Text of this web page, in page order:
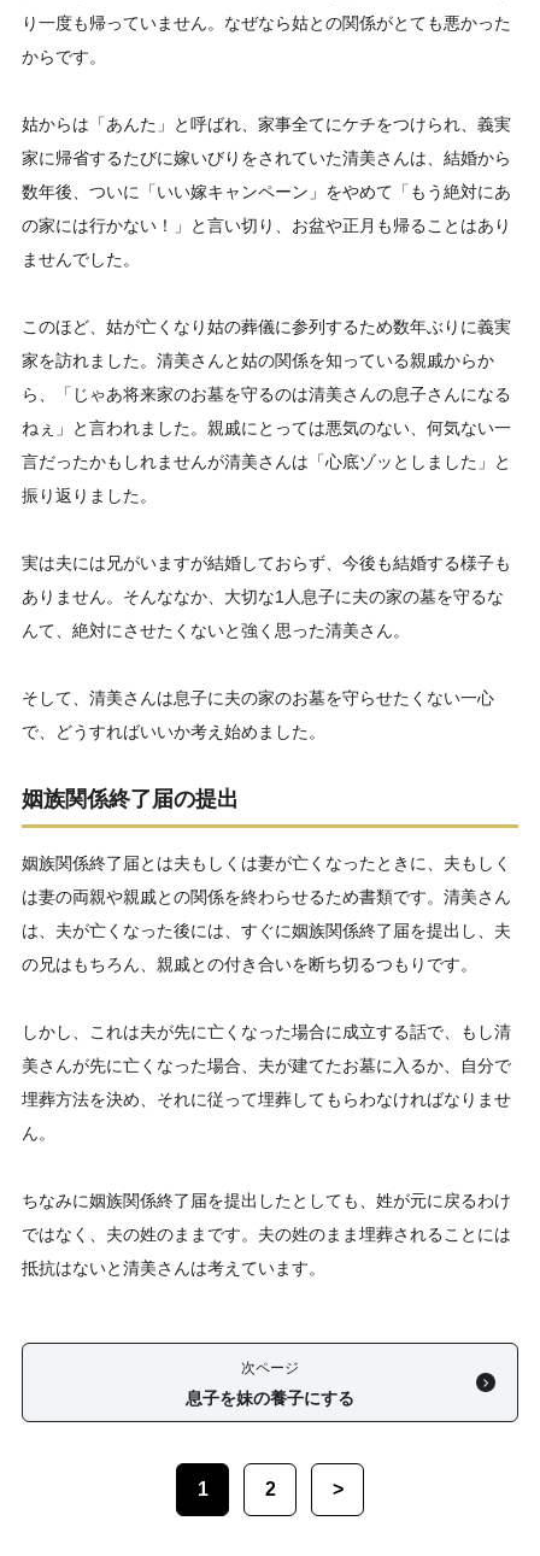
り一度も帰っていません。なぜなら姑との関係がとても悪かった
からです。
姑からは「あんた」と呼ばれ、家事全てにケチをつけられ、義実
家に帰省するたびに嫁いびりをされていた清美さんは、結婚から
数年後、ついに「いい嫁キャンペーン」をやめて「もう絶対にあ
の家には行かない！」と言い切り、お盆や正月も帰ることはあり
ませんでした。
このほど、姑が亡くなり姑の葬儀に参列するため数年ぶりに義実
家を訪れました。清美さんと姑の関係を知っている親戚からか
ら、「じゃあ将来家のお墓を守るのは清美さんの息子さんになる
ねぇ」と言われました。親戚にとっては悪気のない、何気ない一
言だったかもしれませんが清美さんは「心底ゾッとしました」と
振り返りました。
実は夫には兄がいますが結婚しておらず、今後も結婚する様子も
ありません。そんななか、大切な1人息子に夫の家の墓を守るな
んて、絶対にさせたくないと強く思った清美さん。
そして、清美さんは息子に夫の家のお墓を守らせたくない一心
で、どうすればいいか考え始めました。
姻族関係終了届の提出
姻族関係終了届とは夫もしくは妻が亡くなったときに、夫もしく
は妻の両親や親戚との関係を終わらせるため書類です。清美さん
は、夫が亡くなった後には、すぐに姻族関係終了届を提出し、夫
の兄はもちろん、親戚との付き合いを断ち切るつもりです。
しかし、これは夫が先に亡くなった場合に成立する話で、もし清
美さんが先に亡くなった場合、夫が建てたお墓に入るか、自分で
埋葬方法を決め、それに従って埋葬してもらわなければなりませ
ん。
ちなみに姻族関係終了届を提出したとしても、姓が元に戻るわけ
ではなく、夫の姓のままです。夫の姓のまま埋葬されることには
抵抗はないと清美さんは考えています。
次ページ
息子を妹の養子にする
1 2 >